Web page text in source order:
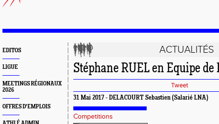
EDITOS
LIGUE
MEETINGS RÉGIONAUX
2026
OFFRES D'EMPLOIS
ACTUALITÉS
Stéphane RUEL en Equipe de
Tweet
31 Mai 2017 - DELACOURT Sebastien (Salarié LNA)
Competitions